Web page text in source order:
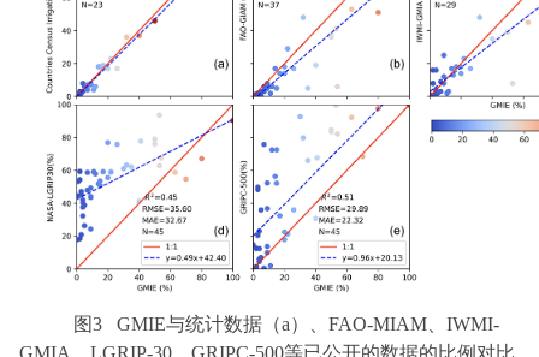
图3 GMIE与统计数据（a）、FAO-MIAM、IWMI-